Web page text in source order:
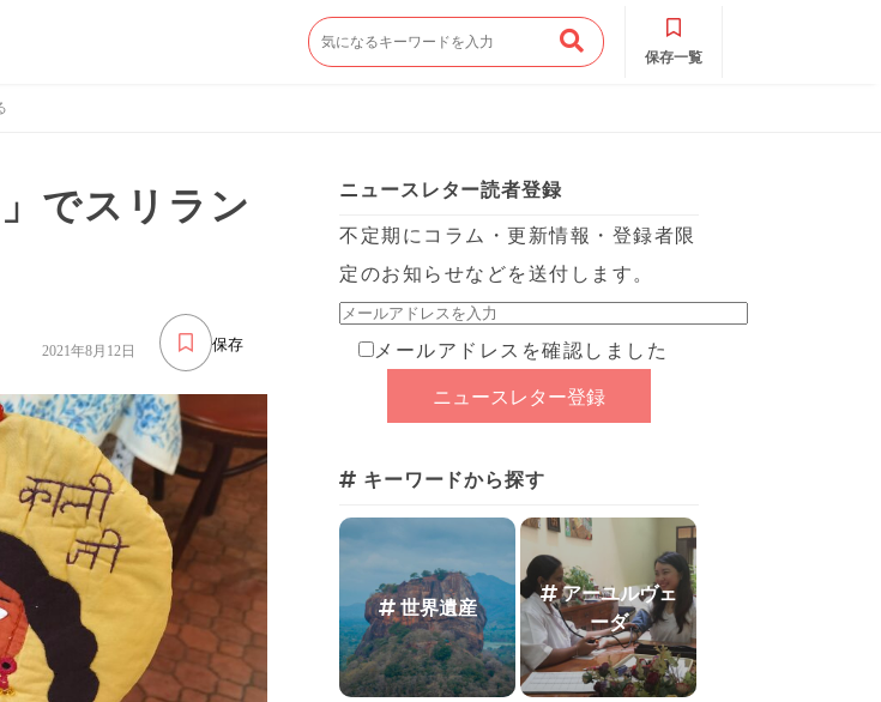
保存一覧
でスリラン
保存
2021年8月12日
ニュースレター読者登録
不定期にコラム・更新情報・登録者限
定のお知らせなどを送付します。
メールアドレスを確認しました
キーワードから探す
世界遺産
アーユルヴェ
ーダ